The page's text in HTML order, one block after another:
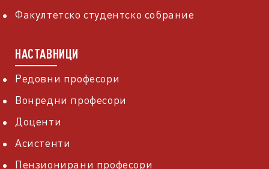
Факултетско студентско собрание
НАСТАВНИЦИ
Редовни професори
Вонредни професори
Доценти
Асистенти
Пензионирани професори